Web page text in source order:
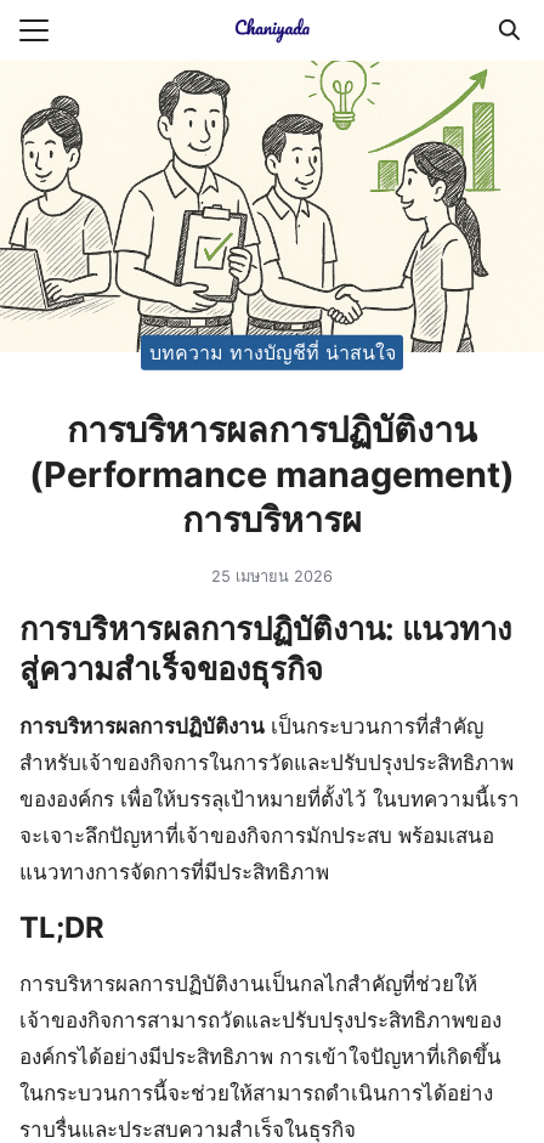
Skip
ยความเป็นส่วนตัว
ญชี (Accounting service)
ญชี (Accounting
บทความ ทางบัญชีที่ น่าสนใจ
การบริหารผลการปฏิบัติงาน
(Performance management)
การบริหารผ
25 เมษายน 2026
การบริหารผลการปฏิบัติงาน: แนวทาง
สู่ความสำเร็จของธุรกิจ
การบริหารผลการปฏิบัติงาน เป็นกระบวนการที่สำคัญ
สำหรับเจ้าของกิจการในการวัดและปรับปรุงประสิทธิภาพ
ขององค์กร เพื่อให้บรรลุเป้าหมายที่ตั้งไว้ ในบทความนี้เรา
จะเจาะลึกปัญหาที่เจ้าของกิจการมักประสบ พร้อมเสนอ
แนวทางการจัดการที่มีประสิทธิภาพ
TL;DR
การบริหารผลการปฏิบัติงานเป็นกลไกสำคัญที่ช่วยให้
เจ้าของกิจการสามารถวัดและปรับปรุงประสิทธิภาพของ
องค์กรได้อย่างมีประสิทธิภาพ การเข้าใจปัญหาที่เกิดขึ้น
ในกระบวนการนี้จะช่วยให้สามารถดำเนินการได้อย่าง
ราบรื่นและประสบความสำเร็จในธุรกิจ